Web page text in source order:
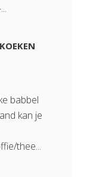
babbel
kan je
thee...